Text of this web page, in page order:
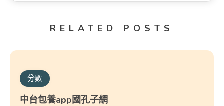
RELATED POSTS
分數
中台包養app國孔子網